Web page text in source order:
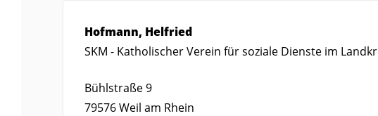
Hofmann, Helfried
SKM - Katholischer Verein für soziale Dienste im
Bühlstraße 9
79576Weil am Rhein